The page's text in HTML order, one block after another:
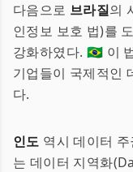
다음으로 브라질의
인정보 보호 법)를
강화하였다. 🇧🇷 이
기업들이 국제적인
다.
인도 역시 데이터
는 데이터 지역화